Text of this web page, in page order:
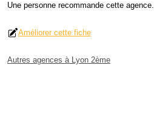
Une personne recommande cette agence.
Améliorer cette fiche
Autres agences à Lyon 2ème